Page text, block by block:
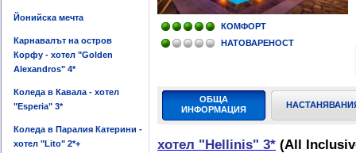
Йонийска мечта
Карнавалът на остров
Корфу - хотел "Golden
Alexandros" 4*
Коледа в Кавала - хотел
"Esperia" 3*
Коледа в Паралия Катерини -
хотел "Lito" 2*+
КОМФОРТ
НАТОВАРЕНОСТ
ОБЩА
ИНФОРМАЦИЯ
хотел "Hellinis" 3* (All